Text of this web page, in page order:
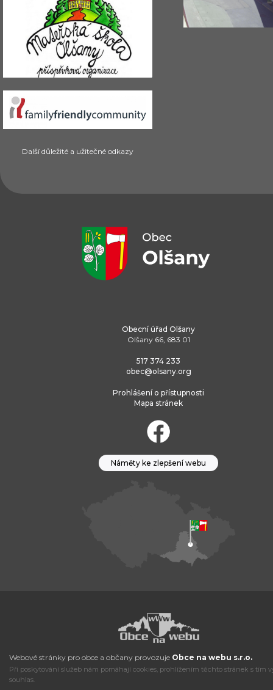
Další důležité a užitečné odkazy
Obecní úřad Olšany
Olšany 66, 683 01
517 374 233
obec@olsany.org
Prohlášení o přístupnosti
Mapa stránek
Náměty ke zlepšení webu
Webové stránky pro obce a občany provozuje Obce na webu s.r.o.
Při poskytování služeb nám pomáhají cookies, prohlížením těchto stránek s tím
souhlas.